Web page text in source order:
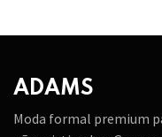
ADAMS
Moda formal premium